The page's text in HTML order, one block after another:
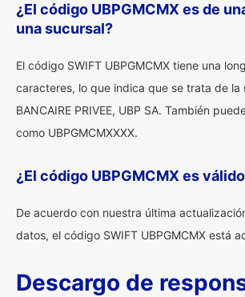
¿El código UBPGMCMX es de
una sucursal?
El código SWIFT UBPGMCMX tiene una
caracteres, lo que indica que se trata de la
BANCAIRE PRIVEE, UBP SA. También
como UBPGMCMXXXX.
¿El código UBPGMCMX es
De acuerdo con nuestra última
datos, el código SWIFT UBPGMCMX está
Descargo de